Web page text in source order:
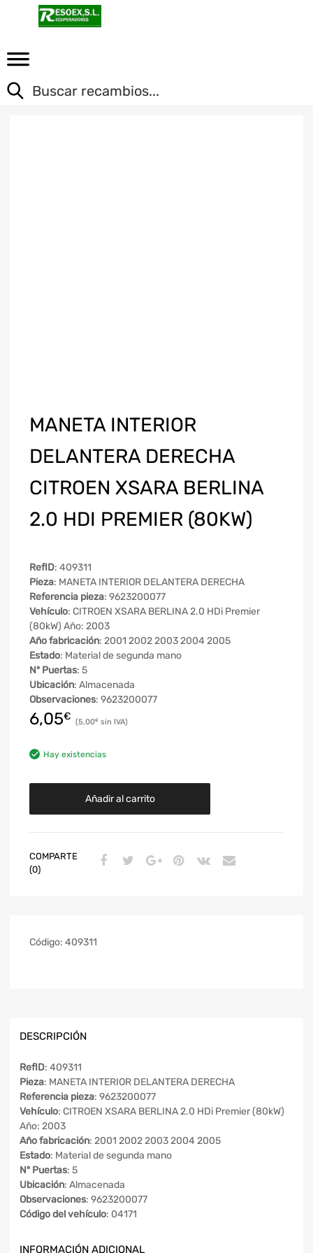
MANETA INTERIOR
DELANTERA DERECHA
CITROEN XSARA BERLINA
2.0 HDI PREMIER (80KW)
RefID: 409311
Pieza: MANETA INTERIOR DELANTERA DERECHA
Referencia pieza: 9623200077
Vehículo: CITROEN XSARA BERLINA 2.0 HDi Premier
(80kW) Año: 2003
Año fabricación: 2001 2002 2003 2004 2005
Estado: Material de segunda mano
Nº Puertas: 5
Ubicación: Almacenada
Observaciones: 9623200077
6,05€ 5,00€
Hay existencias
Añadir al carrito
COMPARTE
(0)
Código: 409311
DESCRIPCIÓN
RefID: 409311
Pieza: MANETA INTERIOR DELANTERA DERECHA
Referencia pieza: 9623200077
Vehículo: CITROEN XSARA BERLINA 2.0 HDi Premier (80kW)
Año: 2003
Año fabricación: 2001 2002 2003 2004 2005
Estado: Material de segunda mano
Nº Puertas: 5
Ubicación: Almacenada
Observaciones: 9623200077
Código del vehículo: 04171
INFORMACIÓN ADICIONAL